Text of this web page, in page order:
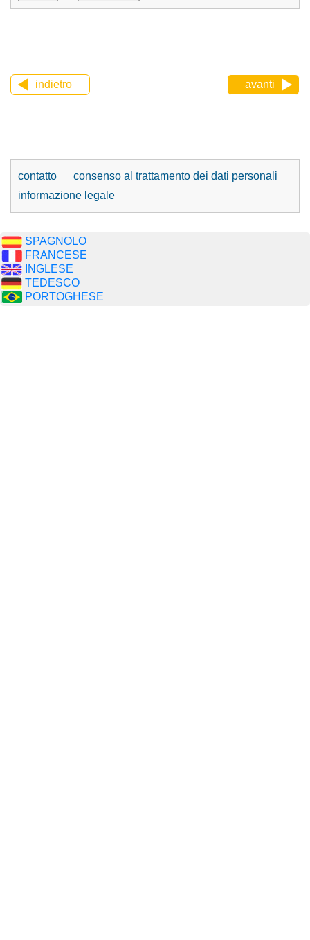
indietro avanti
contatto
consenso al trattamento dei dati personali
informazione legale
SPAGNOLO
FRANCESE
INGLESE
TEDESCO
PORTOGHESE